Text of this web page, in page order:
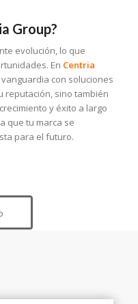
Group?
evolución, lo que
En Centria
con soluciones
reputación, sino también
y éxito a largo
que tu marca se
para el futuro.